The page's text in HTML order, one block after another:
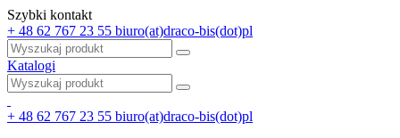
Szybki kontakt
+ 48 62 767 23 55 biuro(at)draco-bis(dot)pl
Katalogi
+ 48 62 767 23 55 biuro(at)draco-bis(dot)pl